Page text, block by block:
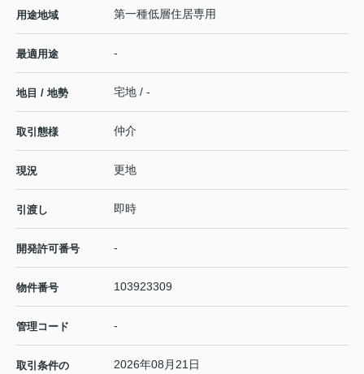
用途地域 第一種低層住居専用
最適用途 -
地目 / 地勢 宅地 / -
取引態様 仲介
現況 更地
引渡し 即時
開発許可番号 -
物件番号 103923309
管理コード -
取引条件の
2026年08月21日